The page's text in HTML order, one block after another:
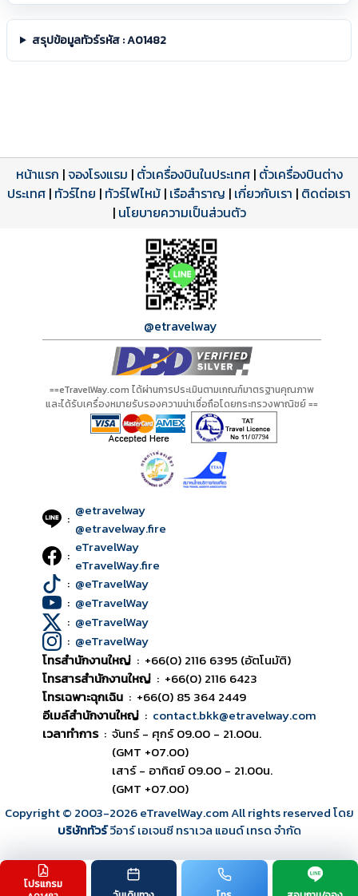
สรุปข้อมูลทัวร์รหัส : A01482
โปรแกรม
โปรแกรมทัวร์
ดาวน์โหลด PDF
รีวิวลูกค้าจริง
รีวิวจาก eTravelWay
เปิดหน้าเต็ม
ใบอนุญาตนำเที่ยว
เลขที่ 11/11450
เปิดหน้าเต็ม
หน้าแรก |จองโรงแรม | ตั๋วเครื่องบินในประเทศ| ตั๋วเครื่องบินต่าง
ประเทศ | ทัวร์ไทย | ทัวร์ไฟไหม้ | เรือสำราญ | เกี่ยวกับเรา | ติดต่อเรา
| นโยบายความเป็นส่วนตัว
@etravelway
==eTravelWay.com ได้ผ่านการประเมินตามเกณฑ์มาตรฐานคุณภาพ
และได้รับเครื่องหมายรับรองความน่าเชื่อถือโดยกระทรวงพาณิชย์ ==
: @etravelway
@etravelway.fire
: eTravelWay
eTravelWay.fire
: @eTravelWay
: @eTravelWay
: @eTravelWay
: @eTravelWay
โทรสำนักงานใหญ่ : +66(0) 2116 6395 (อัตโนมัติ)
โทรสารสำนักงานใหญ่ : +66(0) 2116 6423
โทรเฉพาะฉุกเฉิน : +66(0) 85 364 2449
อีเมล์สำนักงานใหญ่ : contact.bkk@etravelway.com
เวลาทำการ : จันทร์ - ศุกร์ 09.00 - 21.00น.
(GMT +07.00)
เสาร์ - อาทิตย์ 09.00 - 21.00น.
(GMT +07.00)
Copyright © 2003-2026eTravelWay.com All rights reserved โดย
บริษัททัวร์วีอาร์ เอเจนซี ทราเวล แอนด์ เทรด จำกัด
TOP